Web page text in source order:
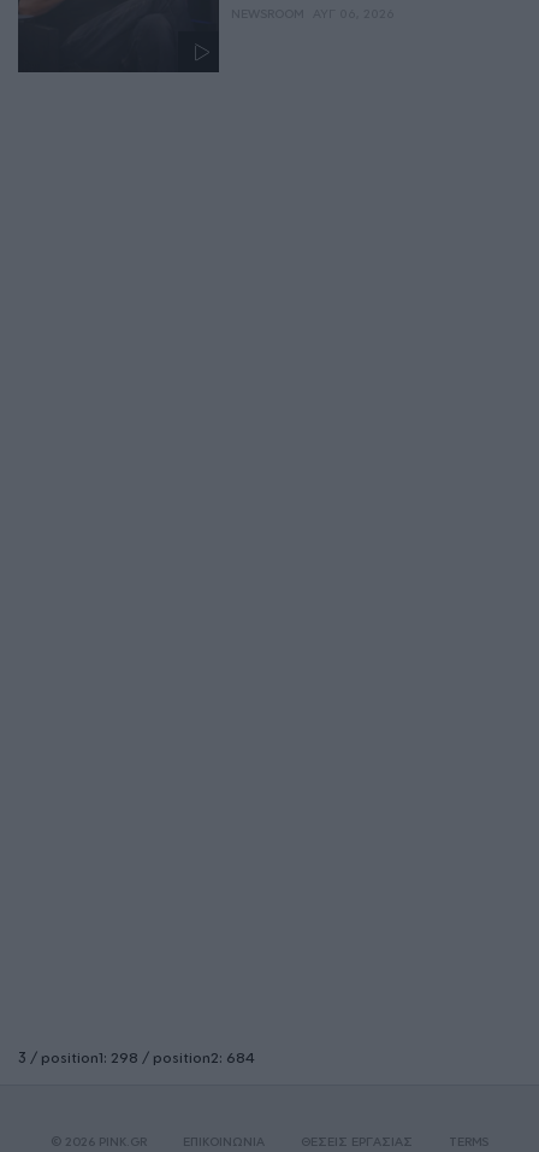
3 / position1: 298 / position2: 684
© 2026 PINK.GR ΕΠΙΚΟΙΝΩΝΙΑ ΘΕΣΕΙΣ ΕΡΓΑΣΙΑΣ TERMS